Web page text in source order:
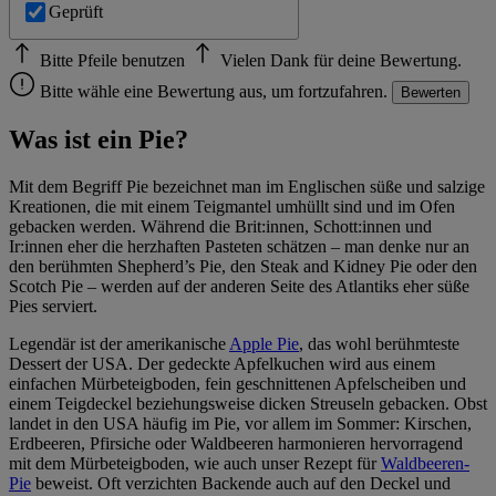
Geprüft
Bitte Pfeile benutzen
Vielen Dank für deine Bewertung.
Bitte wähle eine Bewertung aus, um fortzufahren.
Bewerten
Was ist ein Pie?
Mit dem Begriff Pie bezeichnet man im Englischen süße und salzige
Kreationen, die mit einem Teigmantel umhüllt sind und im Ofen
gebacken werden. Während die Brit:innen, Schott:innen und
Ir:innen eher die herzhaften Pasteten schätzen – man denke nur an
den berühmten Shepherd’s Pie, den Steak and Kidney Pie oder den
Scotch Pie – werden auf der anderen Seite des Atlantiks eher süße
Pies serviert.
Legendär ist der amerikanische Apple Pie, das wohl berühmteste
Dessert der USA. Der gedeckte Apfelkuchen wird aus einem
einfachen Mürbeteigboden, fein geschnittenen Apfelscheiben und
einem Teigdeckel beziehungsweise dicken Streuseln gebacken. Obst
landet in den USA häufig im Pie, vor allem im Sommer: Kirschen,
Erdbeeren, Pfirsiche oder Waldbeeren harmonieren hervorragend
mit dem Mürbeteigboden, wie auch unser Rezept fürWaldbeeren-
Pie beweist. Oft verzichten Backende auch auf den Deckel und